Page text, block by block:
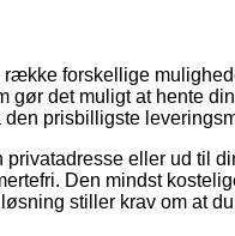
forskellige
gør det muligt at hente
prisbilligste
eller ud til
Den mindst
stiller krav om at